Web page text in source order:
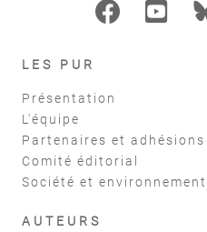
LES PUR
Présentation
L'équipe
Partenaires et adhésions
Comité éditorial
Société et environnement
AUTEURS